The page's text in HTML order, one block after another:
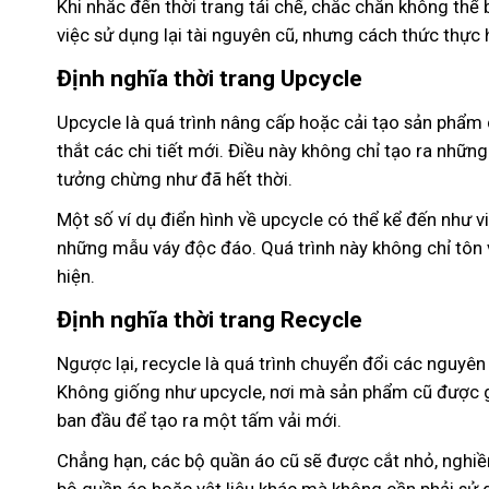
Khi nhắc đến thời trang tái chế, chắc chắn không
việc sử dụng lại tài nguyên cũ, nhưng cách thức
Định nghĩa thời trang Upcycle
Upcycle là quá trình nâng cấp hoặc cải tạo sản
thắt các chi tiết mới. Điều này không chỉ tạo ra
tưởng chừng như đã hết thời.
Một số ví dụ điển hình về upcycle có thể kể đến như
những mẫu váy độc đáo. Quá trình này không chỉ
hiện.
Định nghĩa thời trang Recycle
Ngược lại, recycle là quá trình chuyển đổi các
Không giống như upcycle, nơi mà sản phẩm cũ
ban đầu để tạo ra một tấm vải mới.
Chẳng hạn, các bộ quần áo cũ sẽ được cắt nhỏ,